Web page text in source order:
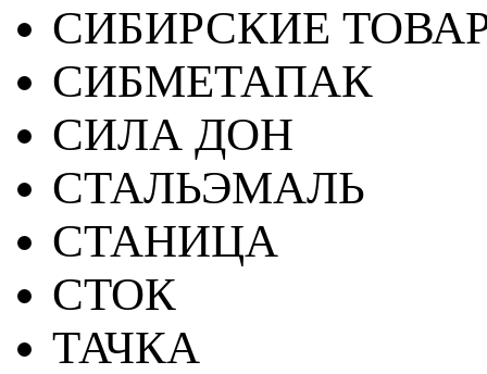
СИБИРСКИЕ
СИБМЕТАПАК
СИЛА ДОН
СТАЛЬЭМАЛЬ
СТАНИЦА
СТОК
ТАЧКА